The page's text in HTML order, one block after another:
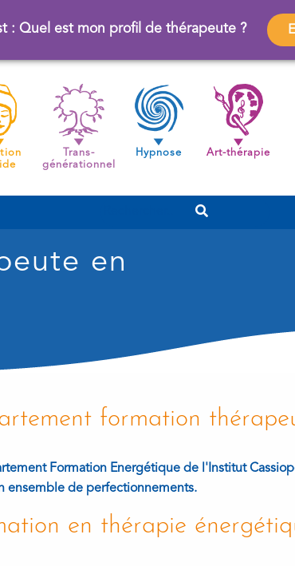
: Quel est mon profil de thérapeute ?
Trans-
générationnel
Hypnose Art-thérapie
en
formation
Formation Energétique de l'Institut
ensemble de perfectionnements.
en thérapie